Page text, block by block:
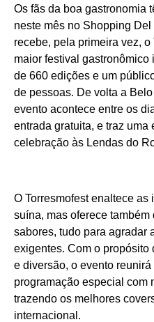
Os fãs da boa gastronomia
neste mês no Shopping
recebe, pela primeira vez,
maior festival
de 660 edições e um
de pessoas. De volta a
evento acontece entre os
entrada gratuita, e traz uma
celebração às Lendas do
O Torresmofest enaltece
suína, mas oferece
sabores, tudo para agradar
exigentes. Com o propósito
e diversão, o evento
programação especial com
trazendo os melhores
internacional.